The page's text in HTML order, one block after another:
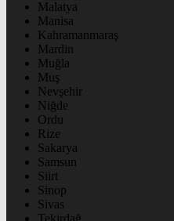
Malatya
Manisa
Kahramanmaraş
Mardin
Muğla
Muş
Nevşehir
Niğde
Ordu
Rize
Sakarya
Samsun
Siirt
Sinop
Sivas
Tekirdağ